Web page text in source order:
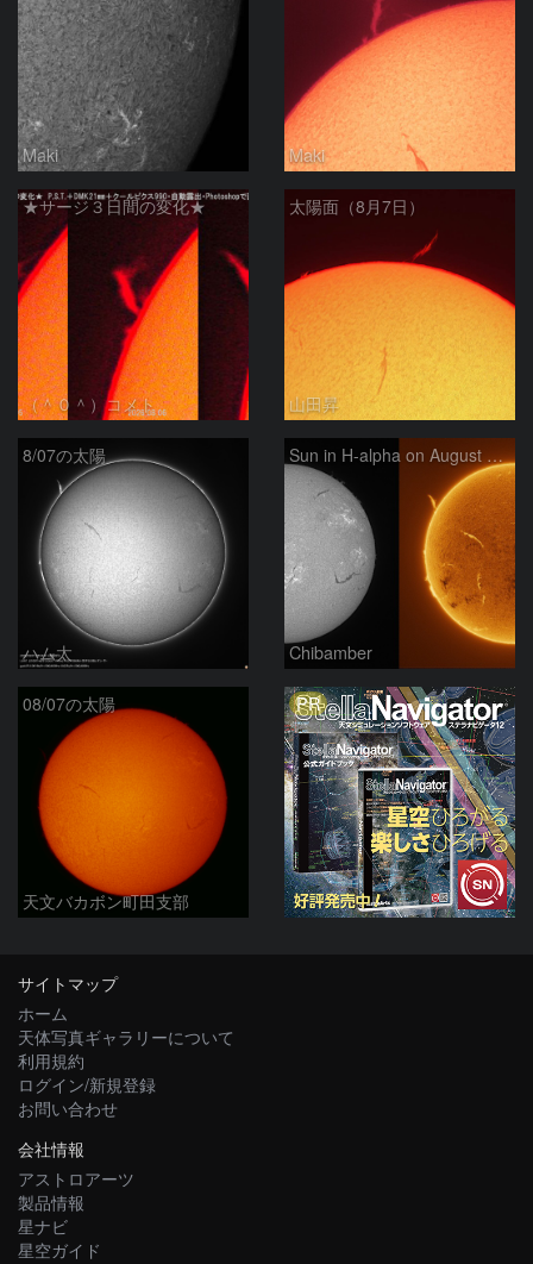
Maki Maki
★サージ３日間の変化★
（＾０＾）コメト
太陽面（8月7日）
山田昇
8/07の太陽
ハム太
Sun in H-alpha on August 7, 2026
Chibamber
08/07の太陽
天文バカボン町田支部
PR
サイトマップ
ホーム
天体写真ギャラリーについて
利用規約
ログイン/新規登録
お問い合わせ
会社情報
アストロアーツ
製品情報
星ナビ
星空ガイド